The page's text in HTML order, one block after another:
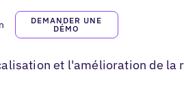
DEMANDER UNE
DÉMO
et l'amélioration de la